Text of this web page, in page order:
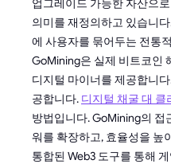
업그레이드 가능한 자산으
의미를 재정의하고 있습니
에 사용자를 묶어두는 전통
GoMining은 실제 비트코인
디지털 마이너를 제공합니
공합니다. 디지털 채굴 대 클
방법입니다. GoMining의 접
워를 확장하고, 효율성을 높
통합된 Web3 도구를 통해